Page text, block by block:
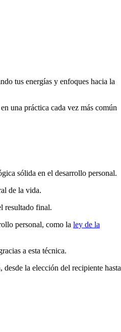
tus energías y enfoques hacia la
una práctica cada vez más común
sólida en el desarrollo personal.
de la vida.
resultado final.
personal, como la ley de la
a esta técnica.
la elección del recipiente hasta